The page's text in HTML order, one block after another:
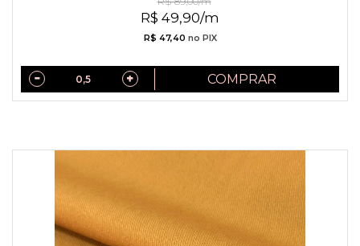
R$ 49,90/m
R$ 47,40 no PIX
COMPRAR